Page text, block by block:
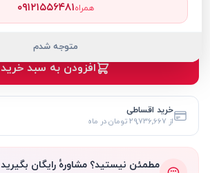
۳۲۴٬۴۰۰٬۰۰۰ تومان
افزودن به سبد خرید
خرید اقساطی
از ۲۹٬۷۳۶٬۶۶۷ تومان در ماه
مطمئن نیستید؟ مشاورهٔ رایگان بگیرید
همراه۰۹۱۲۱۵۵۶۴۸۱
متوجه شدم